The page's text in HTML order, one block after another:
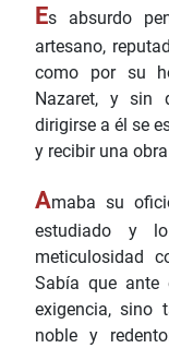
Es absurdo
artesano,
como por su
Nazaret, y sin
dirigirse a él se
y recibir una
Amaba su
estudiado y
meticulosidad
Sabía que
exigencia, sino
noble y